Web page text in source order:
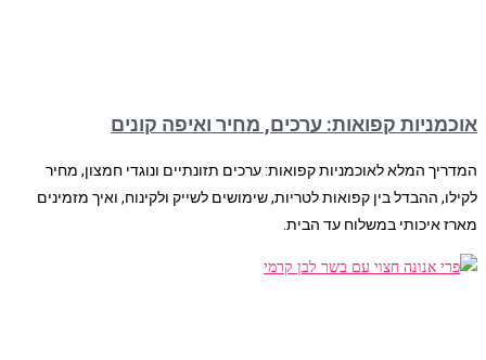
אוכמניות קפואות: ערכים, מחיר ואיפה קונים
המדריך המלא לאוכמניות קפואות: ערכים תזונתיים ונוגדי חמצון, מחיר
לקילו, ההבדל בין קפואות לטריות, שימושים לשייק ולקינוח, ואיך מזמינים
מארז איכותי במשלוח עד הבית.